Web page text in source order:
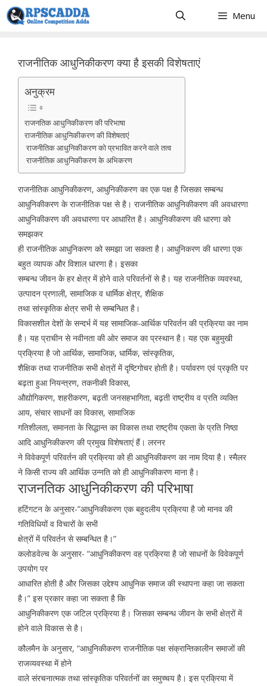
Skip
to
Menu
राजनीतिक आधुनिकीकरण क्या है इसकी विशेषताएं
अनुक्रम
राजनतिक आधुनिकीकरण की परिभाषा
राजनीतिक आधुनिकीकरण की विशेषताएं
राजनीतिक आधुनिकीकरण को प्रभावित करने वाले तत्व
राजनीतिक आधुनिकीकरण के अभिकरण
राजनीतिक आधुनिकीकरण, आधुनिकीकरण का एक पक्ष है जिसका सम्बन्ध
आधुनिकीकरण के राजनीतिक पक्ष से है। राजनीतिक आधुनिकीकरण की अवधारणा
आधुनिकीकरण की अवधारणा पर आधारित है। आधुनिकीकरण की धारणा को
समझकर
ही राजनीतिक आधुनिकरण को समझा जा सकता है। आधुनिकरण की धारणा एक
बहुत व्यापक और विशाल धारणा है। इसका
सम्बन्ध जीवन के हर क्षेत्र में होने वाले परिवर्तनों से है। यह राजनीतिक व्यवस्था,
उत्पादन प्रणाली, सामाजिक व धार्मिक क्षेत्र, शैक्षिक
तथा सांस्कृतिक क्षेत्र सभी से सम्बन्धित है।
विकासशील देशों के सन्दर्भ में यह सामाजिक-आर्थिक परिवर्तन की प्रक्रिया का नाम
है। यह प्राचीन से नवीनता की ओर समाज का प्रस्थान है। यह एक बहुमुखी
प्रक्रिया है जो आर्थिक, सामाजिक, धार्मिक, सांस्कृतिक,
शैक्षिक तथा राजनीतिक सभी क्षेत्रों में दृष्टिगोचर होती है। पर्यावरण एवं प्रकृति पर
बढ़ता हुआ नियन्त्रण, तकनीकी विकास,
औद्योगिकरण, शहरीकरण, बढ़ती जनसहभागिता, बढ़ती राष्ट्रीय व प्रति व्यक्ति
आय, संचार साधनों का विकास, सामाजिक
गतिशीलता, समानता के सिद्धान्त का विकास तथा राष्ट्रीय एकता के प्रति निष्ठा
आदि आधुनिकीकरण की प्रमुख विशेषताएं हैं। लरनर
ने विवेकपूर्ण परिवर्तन की प्रक्रिया को ही आधुनिकीकरण का नाम दिया है। स्मैलर
ने किसी राज्य की आर्थिक उन्नति को ही आधुनिकीकरण माना है।
राजनतिक आधुनिकीकरण की परिभाषा
हटिंगटन के अनुसार-”आधुनिकीकरण एक बहुदलीय प्रक्रिया है जो मानव की
गतिविधियों व विचारों के सभी
क्षेत्रों में परिवर्तन से सम्बन्धित है।”
कलोडवेल्च के अनुसार- “आधुनिकीकरण वह प्रक्रिया है जो साधनों के विवेकपूर्ण
उपयोग पर
आधारित होती है और जिसका उद्देश्य आधुनिक समाज की स्थापना कहा जा सकता
है।” इस प्रकार कहा जा सकता है कि
आधुनिकीकरण एक जटिल प्रक्रिया है। जिसका सम्बन्ध जीवन के सभी क्षेत्रों में
होने वाले विकास से है।
कौलमैन के अनुसार, “आधुनिकीकरण राजनीतिक पक्ष संक्रान्तिकालीन समाजों की
राजव्यवस्था में होने
वाले संरचनात्मक तथा सांस्कृतिक परिवर्तनों का समुच्चय है। इस प्रक्रिया में